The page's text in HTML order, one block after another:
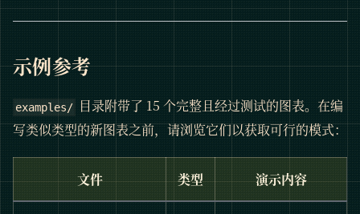
示例参考
examples/
目录附带了 15 个完整且经过测试的图表。在编
写类似类型的新图表之前，请浏览它们以获取可行的模式：
文件 类型 演示内容